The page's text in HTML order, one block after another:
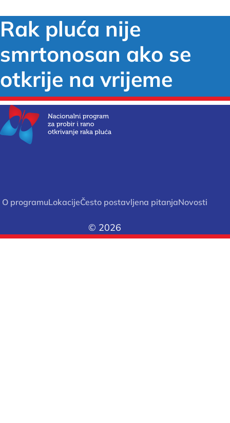
Rak pluća nije
smrtonosan ako se
otkrije na vrijeme
O programuLokacijeČesto postavljena pitanjaNovosti
© 2026